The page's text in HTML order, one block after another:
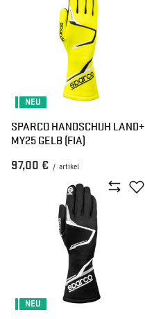
NEU
SPARCO HANDSCHUH LAND+
MY25 GELB (FIA)
97,00 € / artikel
NEU